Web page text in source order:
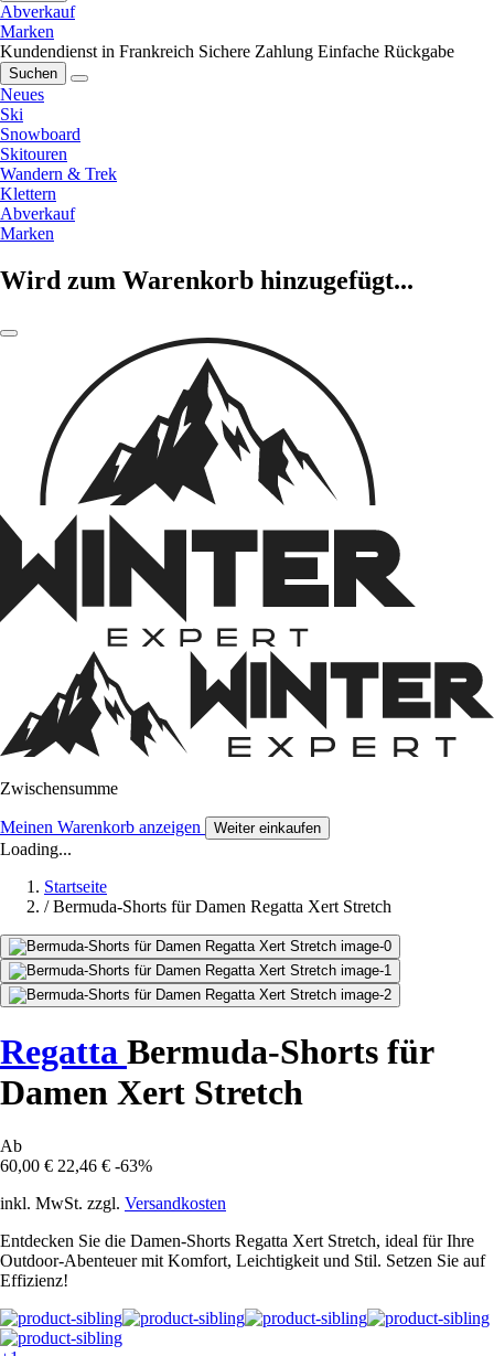
Abverkauf
Marken
Kundendienst in Frankreich Sichere Zahlung Einfache Rückgabe
Suchen
Neues
Ski
Snowboard
Skitouren
Wandern & Trek
Klettern
Abverkauf
Marken
Wird zum Warenkorb hinzugefügt...
Zwischensumme
Meinen Warenkorb anzeigen Weiter einkaufen
Loading...
Startseite
/ Bermuda-Shorts für Damen Regatta Xert Stretch
Regatta Bermuda-Shorts für
Damen Xert Stretch
Ab
60,00 € 22,46 € -63%
inkl. MwSt. zzgl. Versandkosten
Entdecken Sie die Damen-Shorts Regatta Xert Stretch, ideal für Ihre
Outdoor-Abenteuer mit Komfort, Leichtigkeit und Stil. Setzen Sie auf
Effizienz!